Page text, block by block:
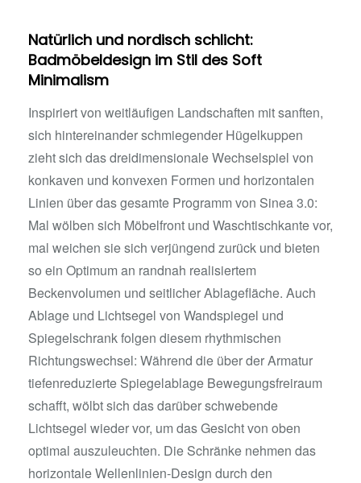
Natürlich und nordisch schlicht:
Badmöbeldesign im Stil des Soft
Minimalism
Inspiriert von weitläufigen Landschaften mit sanften,
sich hintereinander schmiegender Hügelkuppen
zieht sich das dreidimensionale Wechselspiel von
konkaven und konvexen Formen und horizontalen
Linien über das gesamte Programm von Sinea 3.0:
Mal wölben sich Möbelfront und Waschtischkante vor,
mal weichen sie sich verjüngend zurück und bieten
so ein Optimum an randnah realisiertem
Beckenvolumen und seitlicher Ablagefläche. Auch
Ablage und Lichtsegel von Wandspiegel und
Spiegelschrank folgen diesem rhythmischen
Richtungswechsel: Während die über der Armatur
tiefenreduzierte Spiegelablage Bewegungsfreiraum
schafft, wölbt sich das darüber schwebende
Lichtsegel wieder vor, um das Gesicht von oben
optimal auszuleuchten. Die Schränke nehmen das
horizontale Wellenlinien-Design durch den